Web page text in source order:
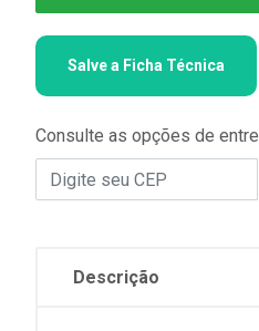
Salve a Ficha Técnica
Consulte as opções de
Descrição